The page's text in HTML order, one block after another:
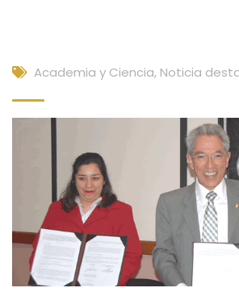
Academia y Ciencia, Noticia